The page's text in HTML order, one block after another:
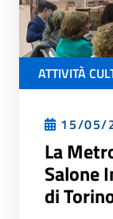
ATTIVITÀ
15/05/
La
Salone
di